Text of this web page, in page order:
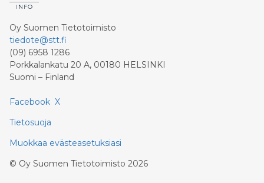
Oy Suomen Tietotoimisto
tiedote@stt.fi
(09) 6958 1286
Porkkalankatu 20 A, 00180 HELSINKI
Suomi – Finland
Facebook X
Tietosuoja
Muokkaa evästeasetuksiasi
© Oy Suomen Tietotoimisto 2026